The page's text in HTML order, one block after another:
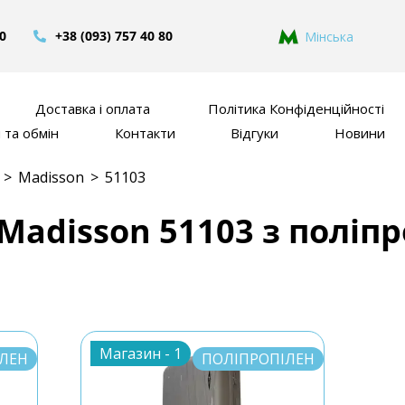
+38 (093) 757 40 80 Мінська
Доставка і оплата
Політика Конфіденційності
обмін
Контакти Відгуки Новини
> Madisson > 51103
51103 з
Магазин - 1 ПОЛІПРОПІЛЕН